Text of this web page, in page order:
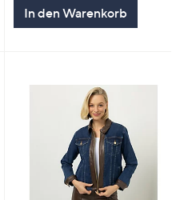
In den Warenkorb